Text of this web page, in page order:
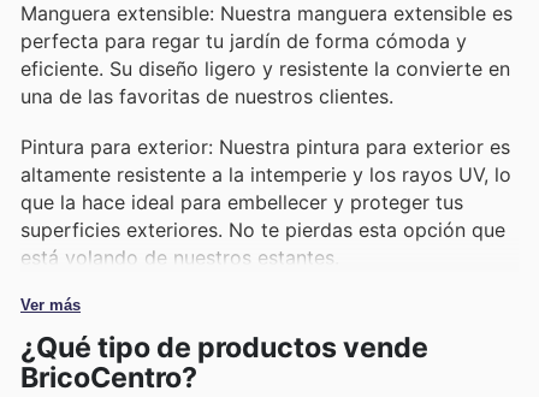
Manguera extensible: Nuestra manguera extensible es
perfecta para regar tu jardín de forma cómoda y
eficiente. Su diseño ligero y resistente la convierte en
una de las favoritas de nuestros clientes.
Pintura para exterior: Nuestra pintura para exterior es
altamente resistente a la intemperie y los rayos UV, lo
que la hace ideal para embellecer y proteger tus
superficies exteriores. No te pierdas esta opción que
está volando de nuestros estantes.
Ver más
¿Qué tipo de productos vende
BricoCentro?